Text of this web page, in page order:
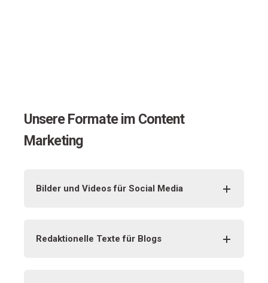
Unsere Formate im Content
Marketing
Bilder und Videos für Social Media
Redaktionelle Texte für Blogs